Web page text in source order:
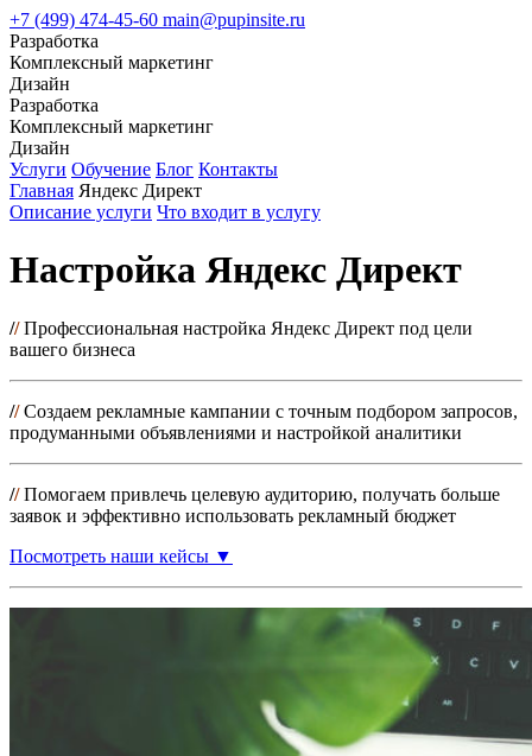
+7 (499) 474-45-60 main@pupinsite.ru
Разработка
Комплексный маркетинг
Дизайн
Разработка
Комплексный маркетинг
Дизайн
Услуги Обучение Блог Контакты
Главная Яндекс Директ
Описание услуги Что входит в услугу
Настройка Яндекс Директ
//Профессиональная настройка Яндекс Директ под цели
вашего бизнеса
//Создаем рекламные кампании с точным подбором запросов,
продуманными объявлениями и настройкой аналитики
//Помогаем привлечь целевую аудиторию, получать больше
заявок и эффективно использовать рекламный бюджет
Посмотреть наши кейсы ▼